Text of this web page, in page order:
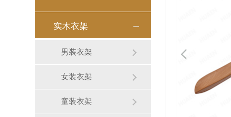
实木衣架
男装衣架
女装衣架
童装衣架